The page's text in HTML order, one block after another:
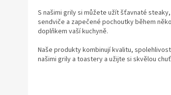
S našimi grily si můžete užít šťavnaté
sendviče a zapečené pochoutky během
doplňkem vaší kuchyně.
Naše produkty kombinují kvalitu,
našimi grily a toastery a užijte si skvělou